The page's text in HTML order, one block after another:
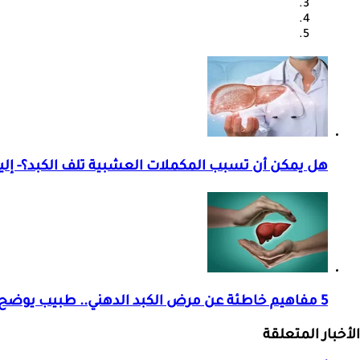
هل يمكن أن تسبب المكملات العشبية تلف الكبد؟-
5 مفاهيم خاطئة عن مرض الكبد الدهني.. طبيب يوضح الحقائق
الأخبار المتعلقة